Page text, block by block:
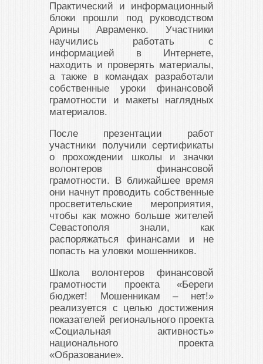
Практический и информационный
блоки прошли под руководством
Арины Авраменко. Участники
научились работать с
информацией в Интернете,
находить и проверять материалы,
а также в командах разработали
собственные уроки финансовой
грамотности и макеты наглядных
материалов.
После презентации работ
участники получили сертификаты
о прохождении школы и значки
волонтеров финансовой
грамотности. В ближайшее время
они начнут проводить собственные
просветительские мероприятия,
чтобы как можно больше жителей
Севастополя знали, как
распоряжаться финансами и не
попасть на уловки мошенников.
Школа волонтеров финансовой
грамотности проекта «Береги
бюджет! Мошенникам – нет!»
реализуется с целью достижения
показателей регионального проекта
«Социальная активность»
национального проекта
«Образование».